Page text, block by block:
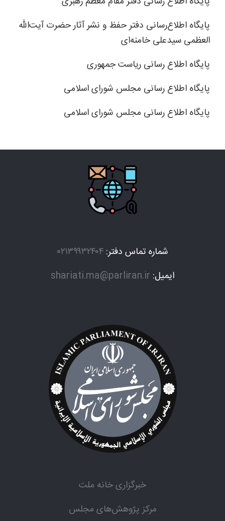
پایگاه اطلاع‌رسانی دفتر حفظ و نشر آثار حضرت آیت‌الله
العظمی سیدعلی خامنه‌ای
پایگاه اطلاع رسانی ریاست جمهوری
پایگاه اطلاع رسانی مجلس شورای اسلامی
پایگاه اطلاع رسانی مجلس شورای اسلامی
شماره تماس دفتر: ۰۲۱۳۹۹۳۲۴۰۴
ایمیل: shariati.ma@parliran.ir
خبرگزاری خانه ملت
مرکز پژوهش‌های مجلس